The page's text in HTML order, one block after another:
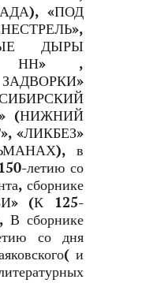
«ПОД
ДЫРЫ
НН» ,
(НИЖНИЙ
«ЛИКБЕЗ»
в
летию со
сборнике
(К 125-
В сборнике
со дня
и